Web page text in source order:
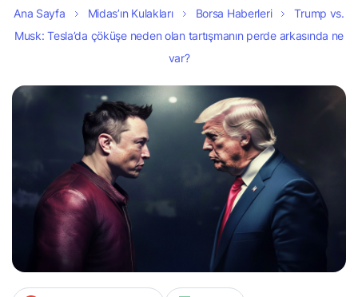
Ana Sayfa Midas’ın Kulakları Borsa Haberleri
Trump vs.
Musk: Tesla’da çöküşe neden olan tartışmanın perde arkasında ne
var?